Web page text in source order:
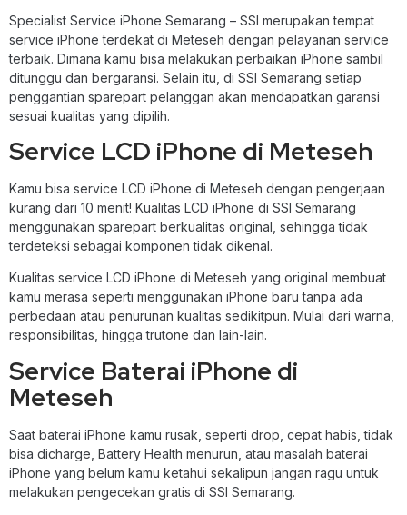
Specialist Service iPhone Semarang – SSI merupakan tempat
service iPhone terdekat di Meteseh dengan pelayanan service
terbaik. Dimana kamu bisa melakukan perbaikan iPhone sambil
ditunggu dan bergaransi. Selain itu, di SSI Semarang setiap
penggantian sparepart pelanggan akan mendapatkan garansi
sesuai kualitas yang dipilih.
Service LCD iPhone di Meteseh
Kamu bisa service LCD iPhone di Meteseh dengan pengerjaan
kurang dari 10 menit! Kualitas LCD iPhone di SSI Semarang
menggunakan sparepart berkualitas original, sehingga tidak
terdeteksi sebagai komponen tidak dikenal.
Kualitas service LCD iPhone di Meteseh yang original membuat
kamu merasa seperti menggunakan iPhone baru tanpa ada
perbedaan atau penurunan kualitas sedikitpun. Mulai dari warna,
responsibilitas, hingga trutone dan lain-lain.
Service Baterai iPhone di
Meteseh
Saat baterai iPhone kamu rusak, seperti drop, cepat habis, tidak
bisa dicharge, Battery Health menurun, atau masalah baterai
iPhone yang belum kamu ketahui sekalipun jangan ragu untuk
melakukan pengecekan gratis di SSI Semarang.